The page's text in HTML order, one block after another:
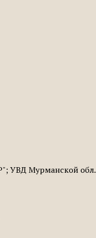
УВД Мурманской обл.